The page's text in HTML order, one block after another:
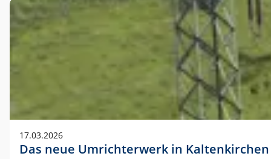
17.03.2026
Das neue Umrichterwerk in Kaltenkirchen